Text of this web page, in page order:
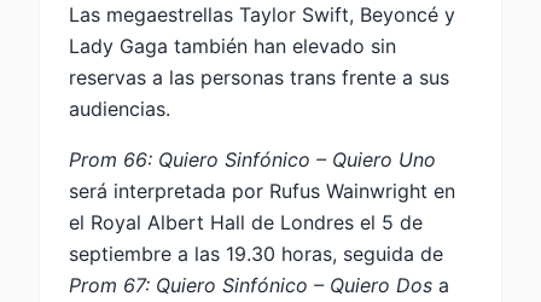
Las megaestrellas Taylor Swift, Beyoncé y
Lady Gaga también han elevado sin
reservas a las personas trans frente a sus
audiencias.
Prom 66: Quiero Sinfónico – Quiero Uno
será interpretada por Rufus Wainwright en
el Royal Albert Hall de Londres el 5 de
septiembre a las 19.30 horas, seguida de
Prom 67: Quiero Sinfónico – Quiero Dos a